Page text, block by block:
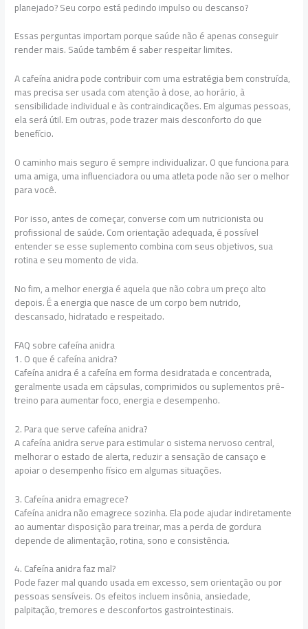
planejado? Seu corpo está pedindo impulso ou descanso?
Essas perguntas importam porque saúde não é apenas conseguir
render mais. Saúde também é saber respeitar limites.
A cafeína anidra pode contribuir com uma estratégia bem construída,
mas precisa ser usada com atenção à dose, ao horário, à
sensibilidade individual e às contraindicações. Em algumas pessoas,
ela será útil. Em outras, pode trazer mais desconforto do que
benefício.
O caminho mais seguro é sempre individualizar. O que funciona para
uma amiga, uma influenciadora ou uma atleta pode não ser o melhor
para você.
Por isso, antes de começar, converse com um nutricionista ou
profissional de saúde. Com orientação adequada, é possível
entender se esse suplemento combina com seus objetivos, sua
rotina e seu momento de vida.
No fim, a melhor energia é aquela que não cobra um preço alto
depois. É a energia que nasce de um corpo bem nutrido,
descansado, hidratado e respeitado.
FAQ sobre cafeína anidra
1. O que é cafeína anidra?
Cafeína anidra é a cafeína em forma desidratada e concentrada,
geralmente usada em cápsulas, comprimidos ou suplementos pré-
treino para aumentar foco, energia e desempenho.
2. Para que serve cafeína anidra?
A cafeína anidra serve para estimular o sistema nervoso central,
melhorar o estado de alerta, reduzir a sensação de cansaço e
apoiar o desempenho físico em algumas situações.
3. Cafeína anidra emagrece?
Cafeína anidra não emagrece sozinha. Ela pode ajudar indiretamente
ao aumentar disposição para treinar, mas a perda de gordura
depende de alimentação, rotina, sono e consistência.
4. Cafeína anidra faz mal?
Pode fazer mal quando usada em excesso, sem orientação ou por
pessoas sensíveis. Os efeitos incluem insônia, ansiedade,
palpitação, tremores e desconfortos gastrointestinais.